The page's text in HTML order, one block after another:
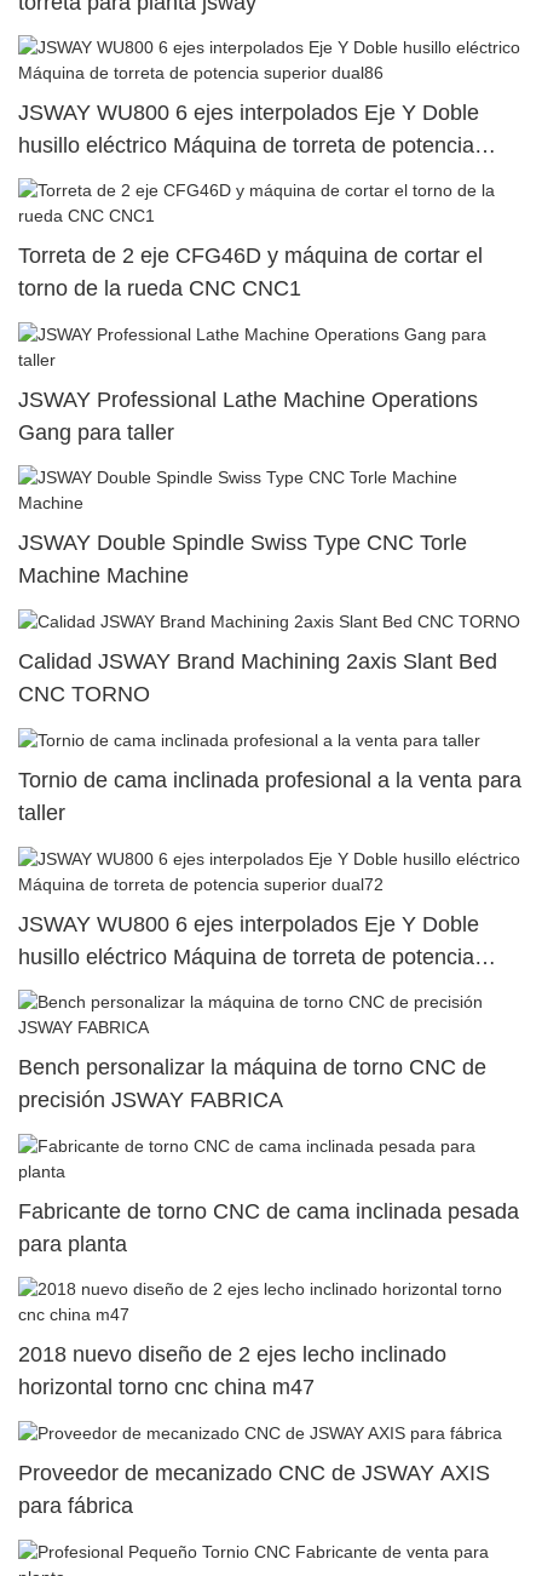
JSWAY WU800 6 ejes interpolados Eje Y Doble
husillo eléctrico Máquina de torreta de potencia
superior dual86
Torreta de 2 eje CFG46D y máquina de cortar el
torno de la rueda CNC CNC1
JSWAY Professional Lathe Machine Operations
Gang para taller
JSWAY Double Spindle Swiss Type CNC Torle
Machine Machine
Calidad JSWAY Brand Machining 2axis Slant Bed
CNC TORNO
Tornio de cama inclinada profesional a la venta para
taller
JSWAY WU800 6 ejes interpolados Eje Y Doble
husillo eléctrico Máquina de torreta de potencia
superior dual72
Bench personalizar la máquina de torno CNC de
precisión JSWAY FABRICA
Fabricante de torno CNC de cama inclinada pesada
para planta
2018 nuevo diseño de 2 ejes lecho inclinado
horizontal torno cnc china m47
Proveedor de mecanizado CNC de JSWAY AXIS
para fábrica